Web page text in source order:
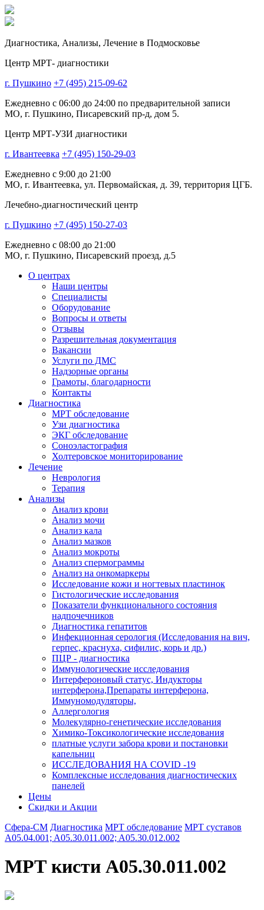
Диагностика, Анализы, Лечение в Подмосковье
Центр МРТ- диагностики
г. Пушкино +7 (495) 215-09-62
Ежедневно с 06:00 до 24:00 по предварительной записи
МО, г. Пушкино, Писаревский пр-д, дом 5.
Центр МРТ-УЗИ диагностики
г. Ивантеевка +7 (495) 150-29-03
Ежедневно с 9:00 до 21:00
МО, г. Ивантеевка, ул. Первомайская, д. 39, территория ЦГБ.
Лечебно-диагностический центр
г. Пушкино +7 (495) 150-27-03
Ежедневно с 08:00 до 21:00
МО, г. Пушкино, Писаревский проезд, д.5
О центрах
Наши центры
Специалисты
Оборудование
Вопросы и ответы
Отзывы
Разрешительная документация
Вакансии
Услуги по ДМС
Надзорные органы
Грамоты, благодарности
Контакты
Диагностика
МРТ обследование
Узи диагностика
ЭКГ обследование
Соноэластография
Холтеровское мониторирование
Лечение
Неврология
Терапия
Анализы
Анализ крови
Анализ мочи
Анализ кала
Анализ мазков
Анализ мокроты
Анализ спермограммы
Анализ на онкомаркеры
Исследование кожи и ногтевых пластинок
Гистологические исследования
Показатели функционального состояния
надпочечников
Диагностика гепатитов
Инфекционная серология (Исследования на вич,
герпес, краснуха, сифилис, корь и др.)
ПЦР - диагностика
Иммунологические исследования
Интерфероновый статус, Индукторы
интерферона,Препараты интерферона,
Иммуномодуляторы,
Аллергология
Молекулярно-генетические исследования
Химико-Токсикологические исследования
платные услуги забора крови и постановки
капельниц
ИССЛЕДОВАНИЯ НА COVID -19
Комплексные исследования диагностических
панелей
Цены
Скидки и Акции
Сфера-СМ Диагностика МРТ обследование МРТ суставов
A05.04.001; A05.30.011.002; A05.30.012.002
МРТ кисти A05.30.011.002